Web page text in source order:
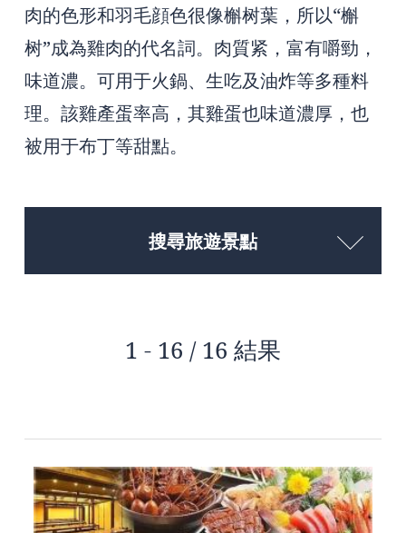
肉的色形和羽毛顔色很像槲树葉，所以“槲
树”成為雞肉的代名詞。肉質紧，富有嚼勁，
味道濃。可用于火鍋、生吃及油炸等多種料
理。該雞產蛋率高，其雞蛋也味道濃厚，也
被用于布丁等甜點。
搜尋旅遊景點
1 - 16 / 16 結果